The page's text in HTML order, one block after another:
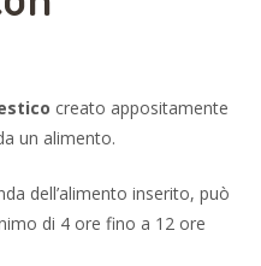
creato appositamente
un alimento.
dell’alimento inserito, può
di 4 ore fino a 12 ore